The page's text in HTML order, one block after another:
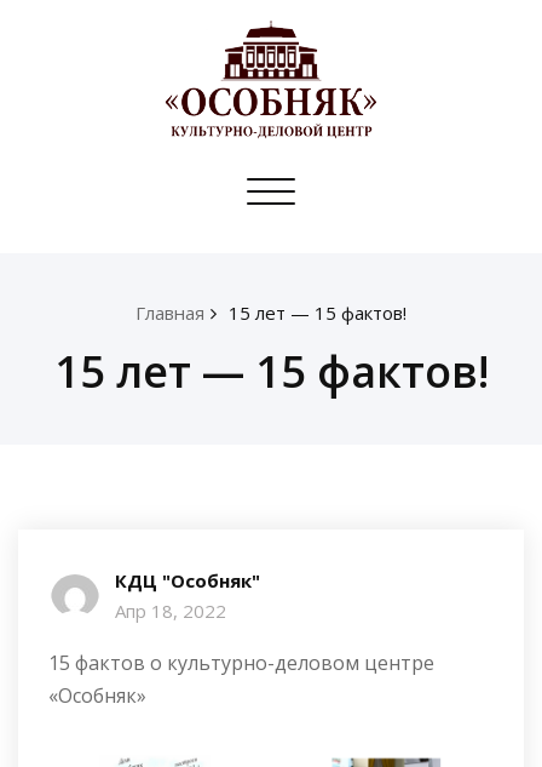
Toggle
Главная 15 лет — 15 фактов!
15 лет — 15 фактов!
КДЦ "Особняк"
Апр 18, 2022
15 фактов о культурно-деловом центре
«Особняк»